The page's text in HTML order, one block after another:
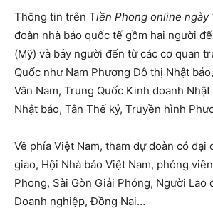
Thông tin trên Tiền Phong online ngày
đoàn nhà báo quốc tế gồm hai người
(Mỹ) và bảy người đến từ các cơ quan
Quốc như Nam Phương Đô thị Nhật
Vân Nam, Trung Quốc Kinh doanh
Nhật báo, Tân Thế kỷ, Truyền hình
Về phía Việt Nam, tham dự đoàn có đại
giao, Hội Nhà báo Việt Nam, phóng
Phong, Sài Gòn Giải Phóng, Người Lao
Doanh nghiệp, Đồng Nai…